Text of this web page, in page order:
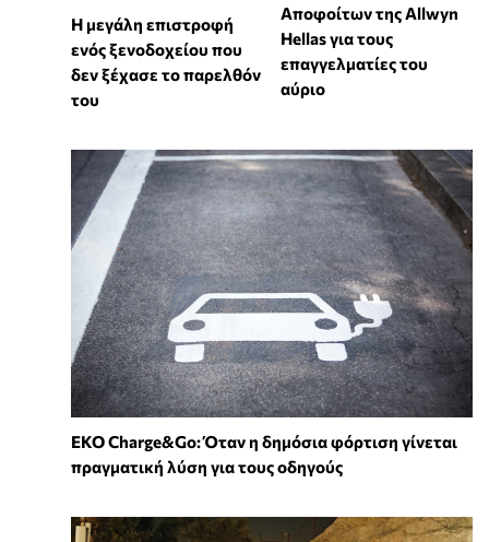
Η μεγάλη επιστροφή
ενός ξενοδοχείου που
δεν ξέχασε το παρελθόν
του
Αποφοίτων της Allwyn
Hellas για τους
επαγγελματίες του
αύριο
EKO Charge&Go: Όταν η δημόσια φόρτιση γίνεται
πραγματική λύση για τους οδηγούς